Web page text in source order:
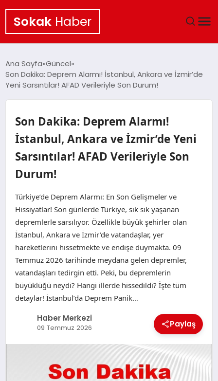
Sokak Haber
EKONOMI
GÜNCEL
KÜLTÜR SANAT
TEKNOLOJI
Ana Sayfa Güncel
Son Dakika: Deprem Alarmı! İstanbul, Ankara ve İzmir’de
Yeni Sarsıntılar! AFAD Verileriyle Son Durum!
Son Dakika: Deprem Alarmı!
İstanbul, Ankara ve İzmir’de Yeni
Sarsıntılar! AFAD Verileriyle Son
Durum!
Türkiye’de Deprem Alarmı: En Son Gelişmeler ve
Hissiyatlar! Son günlerde Türkiye, sık sık yaşanan
depremlerle sarsılıyor. Özellikle büyük şehirler olan
İstanbul, Ankara ve İzmir’de vatandaşlar, yer
hareketlerini hissetmekte ve endişe duymakta. 09
Temmuz 2026 tarihinde meydana gelen depremler,
vatandaşları tedirgin etti. Peki, bu depremlerin
büyüklüğü neydi? Hangi illerde hissedildi? İşte tüm
detaylar! İstanbul’da Deprem Panik…
Haber Merkezi
09 Temmuz 2026 Paylaş